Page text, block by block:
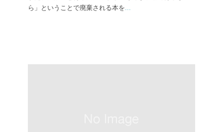
ら」ということで廃棄される本を...